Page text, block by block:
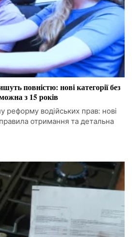
повністю: нові категорії без
з 15 років
реформу водійських прав: нові
отримання та детальна